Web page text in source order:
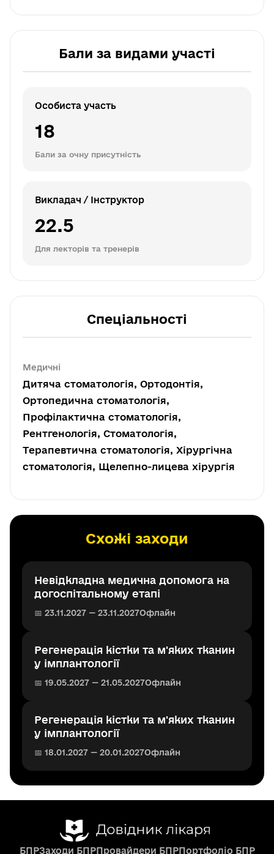
Бали за видами участі
Особиста участь
18
Бали за очну присутність
Викладач / Інструктор
22.5
Для лекторів та тренерів
Спеціальності
Медичні
Дитяча стоматологія, Ортодонтія,
Ортопедична стоматологія,
Профілактична стоматологія,
Рентгенологія, Стоматологія,
Терапевтична стоматологія, Хірургічна
стоматологія, Щелепно-лицева хірургія
Схожі заходи
Невідкладна медична допомога на
догоспітальному етапі
📅 23.11.2027 — 23.11.2027Офлайн
Регенерація кістки та м'яких тканин
у імплантології
📅 19.05.2027 — 21.05.2027Офлайн
Регенерація кістки та м'яких тканин
у імплантології
📅 18.01.2027 — 20.01.2027Офлайн
БПРЗаходи БПРПровайдери БПРПортфоліо БПР